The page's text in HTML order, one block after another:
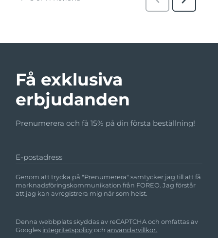
Få exklusiva
erbjudanden
Prenumerera och få 15% på din första beställning!
E-postadress
Genom att trycka på "Prenumerera" samtycker jag till att få
marknadsföringskommunikation från FOREO. Jag förstår
att jag kan avregistrera mig när som helst.
Denna webbplats skyddas av reCAPTCHA och omfattas av
Googles integritetspolicyochanvändarvillkor.